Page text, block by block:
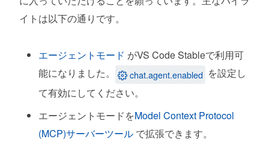
改善されたビジョンサポート (プレビュー)
エディタの構成
統一されたチャット体験
インスタントインデックス作成による高速なワ
ークスペース検索
Copilotステータスメニュー
イトは以下の通りです。
エージェントモード がVS Code Stableで利用可
能になりました。
chat.agent.enabled を設定し
て有効にしてください。
エージェントモードをModel Context Protocol
(MCP)サーバーツール で拡張できます。